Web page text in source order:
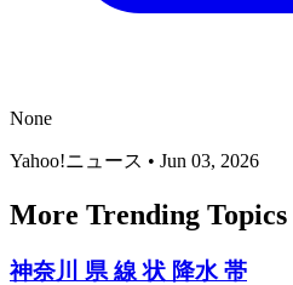
None
Yahoo!ニュース • Jun 03, 2026
More Trending Topics
神奈川 県 線 状 降水 帯